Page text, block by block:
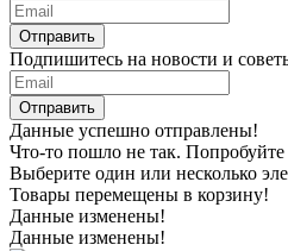
Отправить
Подпишитесь на новости и
Отправить
Данные успешно отправлены!
Что-то пошло не так. Попробуйте
Выберите один или несколько
Товары перемещены в корзину!
Данные изменены!
Данные изменены!